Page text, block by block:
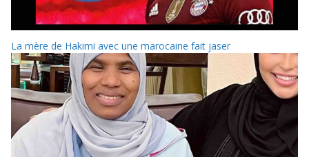
La mère de Hakimi avec une marocaine fait jaser